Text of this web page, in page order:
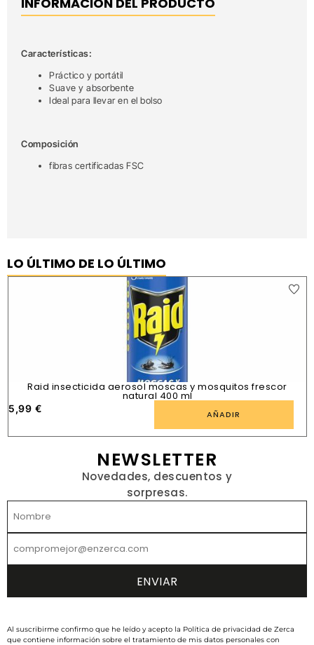
Características:
Práctico y portátil
Suave y absorbente
Ideal para llevar en el bolso
Composición
fibras certificadas FSC
LO ÚLTIMO DE LO ÚLTIMO
Raid insecticida aerosol moscas y mosquitos frescor
natural 400 ml
5,99 € AÑADIR
NEWSLETTER
Novedades, descuentos y
sorpresas.
Al suscribirme confirmo que he leído y acepto la Política de privacidad de Zerca
que contiene información sobre el tratamiento de mis datos personales con